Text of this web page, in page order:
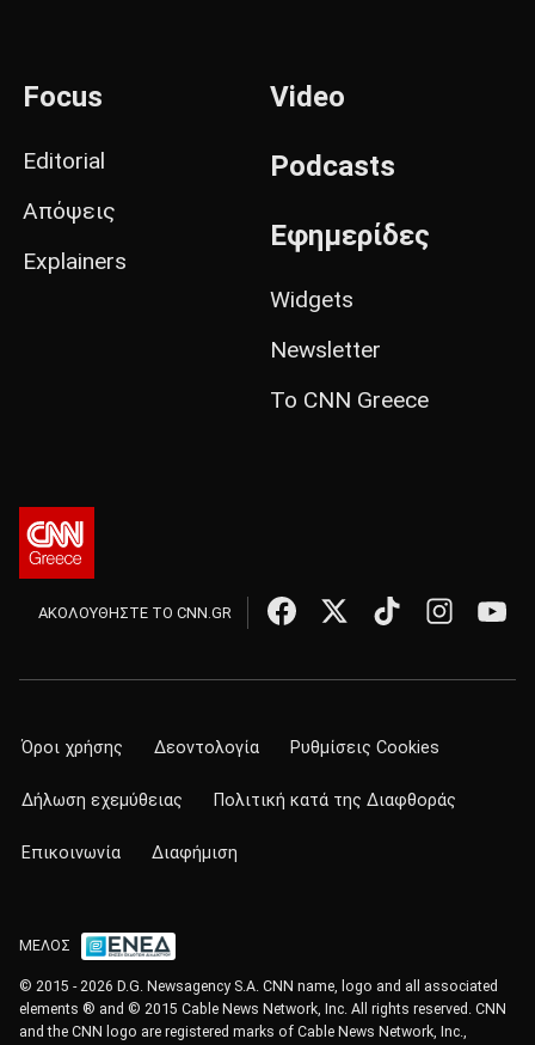
Focus
Editorial
Απόψεις
Explainers
Video
Podcasts
Εφημερίδες
Widgets
Newsletter
Το CNN Greece
ΑΚΟΛΟΥΘΗΣΤΕ ΤΟ CNN.GR
Όροι χρήσης Δεοντολογία Ρυθμίσεις Cookies
Δήλωση εχεμύθειας Πολιτική κατά της Διαφθοράς
Επικοινωνία Διαφήμιση
ΜΕΛΟΣ
© 2015 - 2026 D.G. Newsagency S.A. CNN name, logo and all associated
elements ® and © 2015 Cable News Network, Inc. All rights reserved. CNN
and the CNN logo are registered marks of Cable News Network, Inc.,